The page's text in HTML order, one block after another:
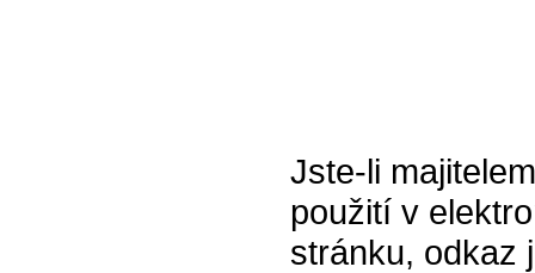
Jste-li
použití v
stránku, odkaz